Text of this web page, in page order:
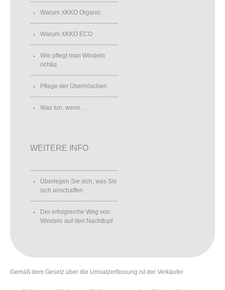
Warum XKKO Organic
Warum XKKO ECO
Wie pflegt man Windeln
richtiq
Pflege der Überhöschen
Was tun, wenn…
WEITERE INFO
Überlegen Sie sich, was Sie
sich anschaffen
Der erfolgreiche Weg von
Windeln auf den Nachttopf
Gemäß dem Gesetz über die Umsatzerfassung ist der Verkäufer